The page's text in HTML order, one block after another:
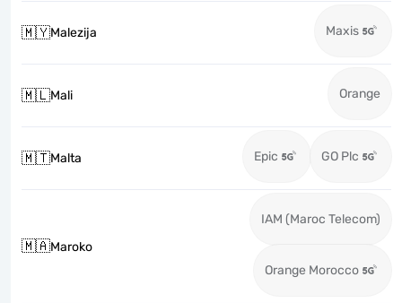
🇲🇾Malezija Maxis
🇲🇱Mali Orange
🇲🇹Malta Epic GO Plc
🇲🇦Maroko
IAM (Maroc Telecom)
Orange Morocco